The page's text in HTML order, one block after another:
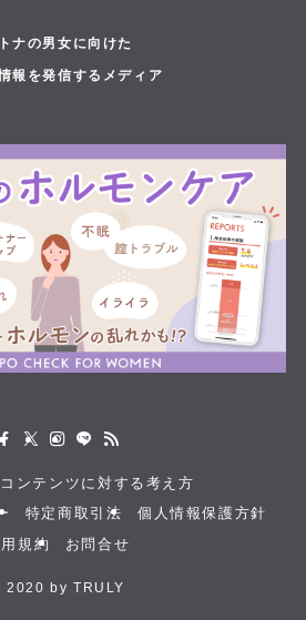
ナの男女に向けた
報を発信するメディア
コンテンツに対する考え方
特定商取引法
個人情報保護方針
規約
お問合せ
2020 by TRULY